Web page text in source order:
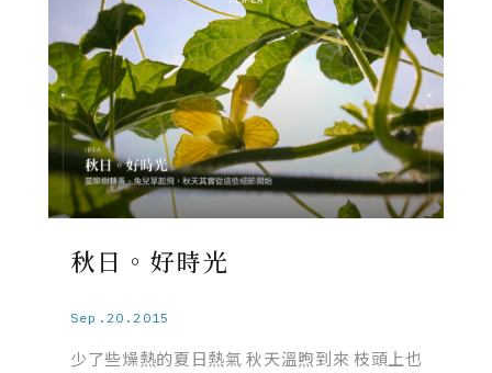
秋日。好時光
Sep.20.2015
少了些燥熱的夏日熱氣 秋天溫煦到來 枝頭上也